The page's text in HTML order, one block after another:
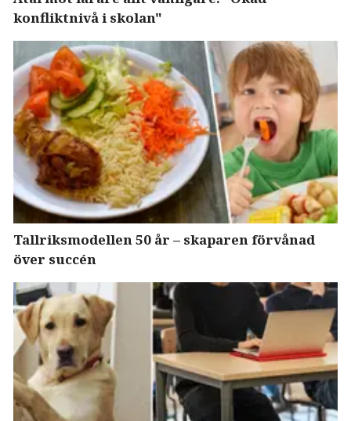
konfliktnivå i skolan"
Tallriksmodellen 50 år – skaparen förvånad
över succén